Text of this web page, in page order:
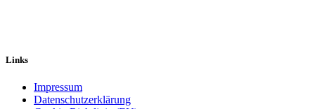
Links
Impressum
Datenschutzerklärung